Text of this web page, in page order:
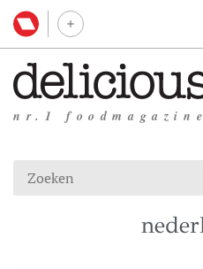
nr.1 foodmagazine